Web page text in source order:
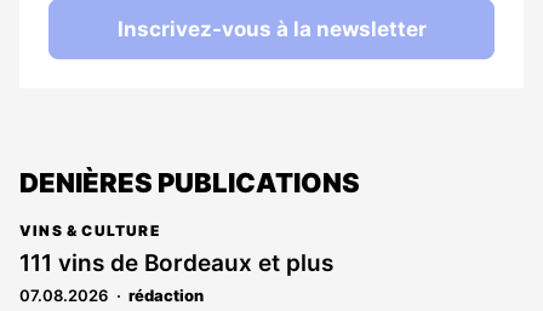
Inscrivez-vous à la newsletter
DENIÈRES PUBLICATIONS
VINS & CULTURE
111 vins de Bordeaux et plus
07.08.2026 rédaction